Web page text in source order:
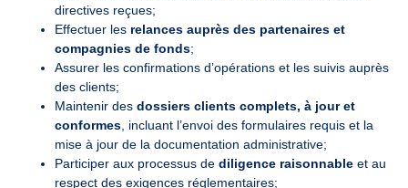
directives reçues;
Effectuer les relances auprès des partenaires et
compagnies de fonds;
Assurer les confirmations d’opérations et les suivis auprès
des clients;
Maintenir des dossiers clients complets, à jour et
conformes , incluant l’envoi des formulaires requis et la
mise à jour de la documentation administrative;
Participer aux processus de diligence raisonnable et au
respect des exigences réglementaires;